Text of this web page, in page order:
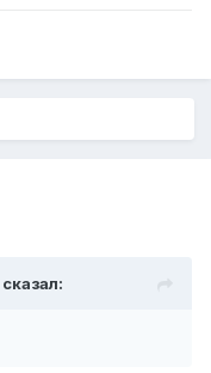
сказал: